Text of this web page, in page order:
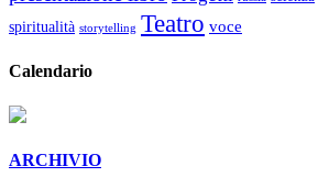
spiritualità storytelling Teatro voce
Calendario
ARCHIVIO